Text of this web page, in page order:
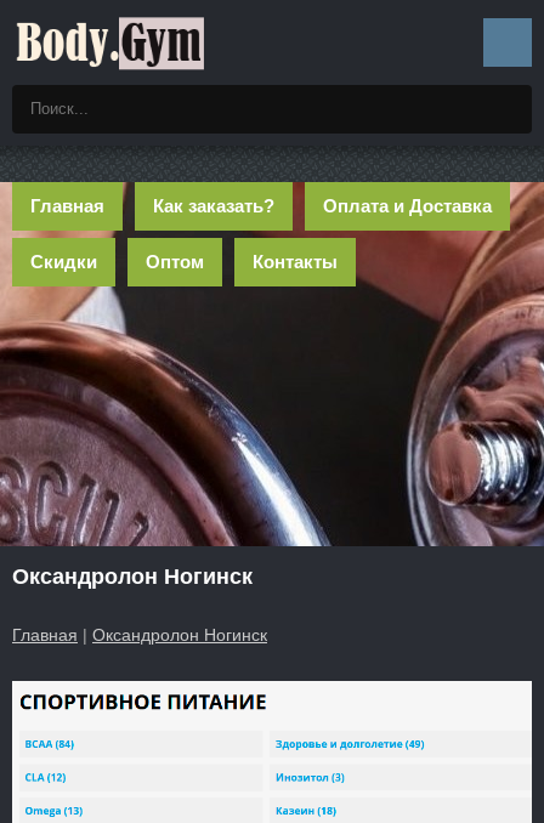
Главная Как заказать? Оплата и Доставка
Скидки Оптом Контакты
Оксандролон Ногинск
Главная | Оксандролон Ногинск